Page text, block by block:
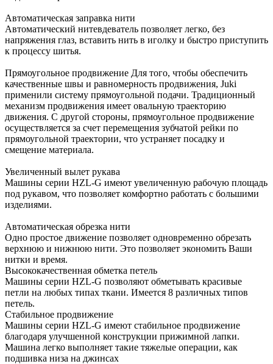
Автоматическая заправка нити
Автоматический нитевдеватель позволяет легко, без
напряжения глаз, вставить нить в иголку и быстро приступить
к процессу шитья.
Прямоугольное продвижение Для того, чтобы обеспечить
качественные швы и равномерность продвижения, Juki
применили систему прямоугольной подачи. Традиционный
механизм продвижения имеет овальную траекторию
движения. С другой стороны, прямоугольное продвижение
осуществляется за счет перемещения зубчатой рейки по
прямоугольной траектории, что устраняет посадку и
смещение материала.
Увеличенный вылет рукава
Машины серии HZL-G имеют увеличенную рабочую площадь
под рукавом, что позволяет комфортно работать с большими
изделиями.
Автоматическая обрезка нити
Одно простое движение позволяет одновременно обрезать
верхнюю и нижнюю нити. Это позволяет экономить Ваши
нитки и время.
Высококачественная обметка петель
Машины серии HZL-G позволяют обметывать красивые
петли на любых типах ткани. Имеется 8 различных типов
петель.
Стабильное продвижение
Машины серии HZL-G имеют стабильное продвижение
благодаря улучшенной конструкции прижимной лапки.
Машина легко выполняет такие тяжелые операции, как
подшивка низа на джинсах